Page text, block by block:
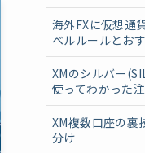
海外FXに仮想通
ベルルールとお
XMのシルバー
使ってわかった
XM複数口座の裏
分け